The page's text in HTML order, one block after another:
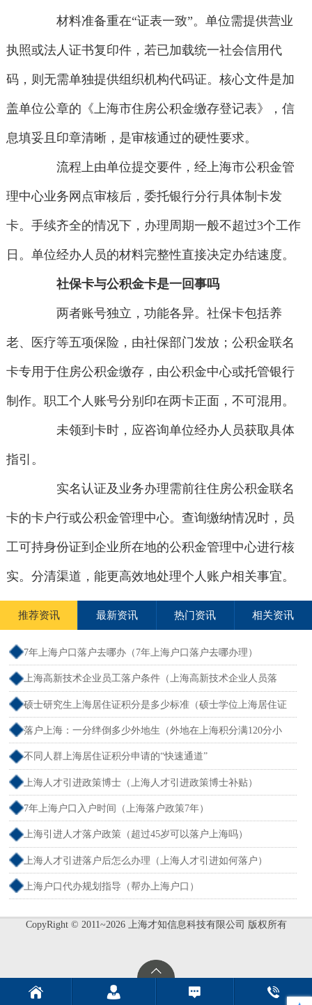
材料准备重在“证表一致”。单位需提供营业
执照或法人证书复印件，若已加载统一社会信用代
码，则无需单独提供组织机构代码证。核心文件是加
盖单位公章的《上海市住房公积金缴存登记表》，信
息填妥且印章清晰，是审核通过的硬性要求。
流程上由单位提交要件，经上海市公积金管
理中心业务网点审核后，委托银行分行具体制卡发
卡。手续齐全的情况下，办理周期一般不超过3个工作
日。单位经办人员的材料完整性直接决定办结速度。
社保卡与公积金卡是一回事吗
两者账号独立，功能各异。社保卡包括养
老、医疗等五项保险，由社保部门发放；公积金联名
卡专用于住房公积金缴存，由公积金中心或托管银行
制作。职工个人账号分别印在两卡正面，不可混用。
未领到卡时，应咨询单位经办人员获取具体
指引。
实名认证及业务办理需前往住房公积金联名
卡的卡户行或公积金管理中心。查询缴纳情况时，员
工可持身份证到企业所在地的公积金管理中心进行核
实。分清渠道，能更高效地处理个人账户相关事宜。
推荐资讯 最新资讯 热门资讯 相关资讯
7年上海户口落户去哪办（7年上海户口落户去哪办理）
上海高新技术企业员工落户条件（上海高新技术企业人员落
户）
硕士研究生上海居住证积分是多少标准（硕士学位上海居住证
积分）
落户上海：一分绊倒多少外地生（外地在上海积分满120分小
孩可以考上海大学吗）
不同人群上海居住证积分申请的“快速通道”
上海人才引进政策博士（上海人才引进政策博士补贴）
7年上海户口入户时间（上海落户政策7年）
上海引进人才落户政策（超过45岁可以落户上海吗）
上海人才引进落户后怎么办理（上海人才引进如何落户）
上海户口代办规划指导（帮办上海户口）
CopyRight © 2011~2026 上海才知信息科技有限公司 版权所有